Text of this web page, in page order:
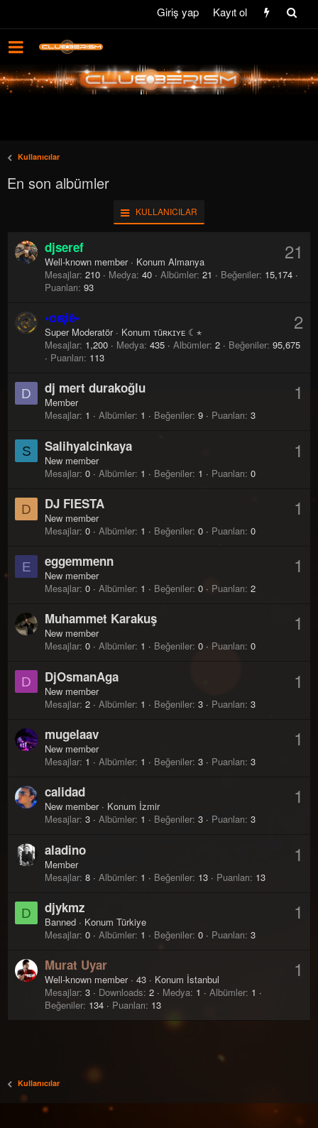
Giriş yap Kayıt ol
Kullanıcılar
En son albümler
KULLANICILAR
21
djseref
Well-known member · Konum Almanya
Mesajlar 210 Medya 40 Albümler 21 Beğeniler 15,174
Puanları 93
2
•໐ຊiē•
Super Moderatör · Konum ᴛüʀᴋɪʏᴇ ☾⋆
Mesajlar 1,200 Medya 435 Albümler 2 Beğeniler 95,675
Puanları 113
D 1
dj mert durakoğlu
Member
Mesajlar 1 Albümler 1 Beğeniler 9 Puanları 3
S 1
Salihyalcinkaya
New member
Mesajlar 0 Albümler 1 Beğeniler 1 Puanları 0
D 1
DJ FIESTA
New member
Mesajlar 0 Albümler 1 Beğeniler 0 Puanları 0
E 1
eggemmenn
New member
Mesajlar 0 Albümler 1 Beğeniler 0 Puanları 2
1
Muhammet Karakuş
New member
Mesajlar 0 Albümler 1 Beğeniler 0 Puanları 0
D 1
DjOsmanAga
New member
Mesajlar 2 Albümler 1 Beğeniler 3 Puanları 3
1
mugelaav
New member
Mesajlar 1 Albümler 1 Beğeniler 3 Puanları 3
1
calidad
New member · Konum İzmir
Mesajlar 3 Albümler 1 Beğeniler 3 Puanları 3
1
aladino
Member
Mesajlar 8 Albümler 1 Beğeniler 13 Puanları 13
D 1
djykmz
Banned · Konum Türkiye
Mesajlar 0 Albümler 1 Beğeniler 0 Puanları 3
1
Murat Uyar
Well-known member · 43 · Konum İstanbul
Mesajlar 3 Downloads 2 Medya 1 Albümler 1
Beğeniler 134 Puanları 13
Kullanıcılar